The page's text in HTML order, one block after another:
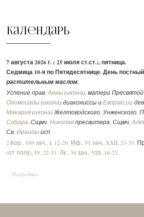
Календарь
7 августа 2026 г. ( 25 июля ст.ст.), пятница.
Седмица 10-я по Пятидесятнице. День
растительным маслом.
Успение прав.Анны (икона), матери
Олимпиады (икона) диакониссы иЕвпраксии
Макария (икона) Желтоводского, Унженского.
Собора. Сщмч.Николая пресвитера. Сщмч.
Св.Ираиды исп.
2 Кор., 169 зач., I, 12-20. Мф., 91 зач., XXII, 23-33.
(от полу́), IV, 22-31. Лк., 36 зач., VIII, 16-21.
... Подробнее